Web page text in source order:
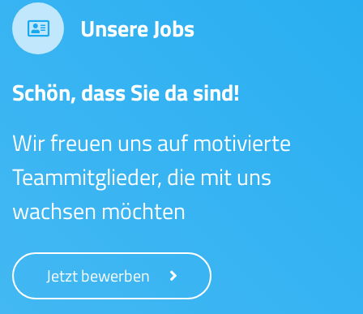
Unsere Jobs
Schön, dass Sie da sind!
Wir freuen uns auf motivierte
Teammitglieder, die mit uns
wachsen möchten
Jetzt bewerben